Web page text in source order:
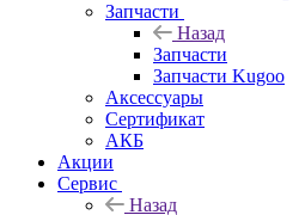
Запчасти
Назад
Запчасти
Запчасти Kugoo
Аксессуары
Сертификат
АКБ
Акции
Сервис
Назад